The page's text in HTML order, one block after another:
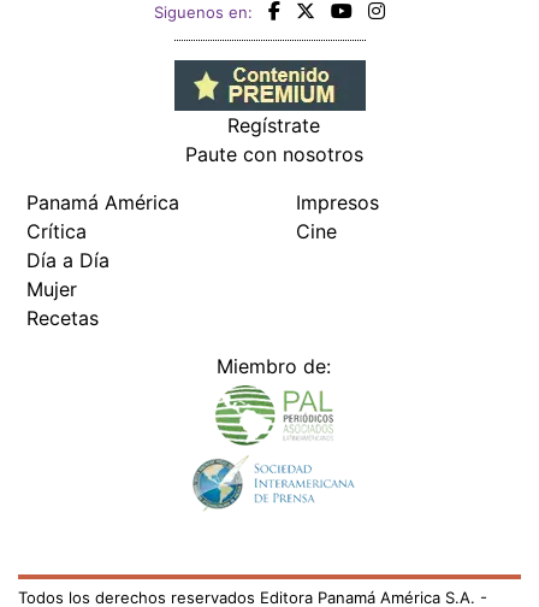
Siguenos en:
Regístrate
Paute con nosotros
Panamá América
Crítica
Día a Día
Mujer
Recetas
Impresos
Cine
Miembro de:
Todos los derechos reservados Editora Panamá América S.A. -